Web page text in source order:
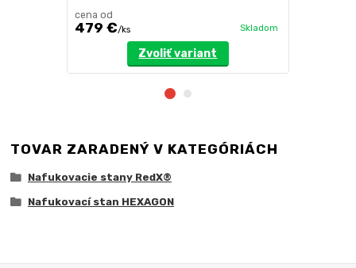
cena od
479 €/ks Skladom
Zvoliť variant
TOVAR ZARADENÝ V KATEGÓRIÁCH
Nafukovacie stany RedX®
Nafukovací stan HEXAGON